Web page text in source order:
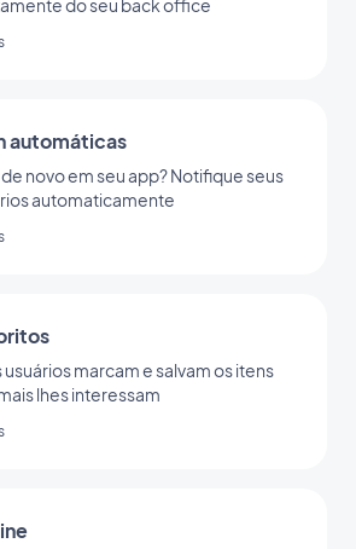
do seu back office
automáticas
novo em seu app? Notifique seus
automaticamente
usuários marcam e salvam os itens
lhes interessam